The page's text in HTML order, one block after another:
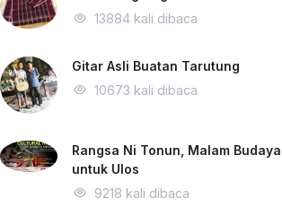
13884 kali dibaca
Gitar Asli Buatan Tarutung
10673 kali dibaca
Rangsa Ni Tonun, Malam Budaya
untuk Ulos
9218 kali dibaca